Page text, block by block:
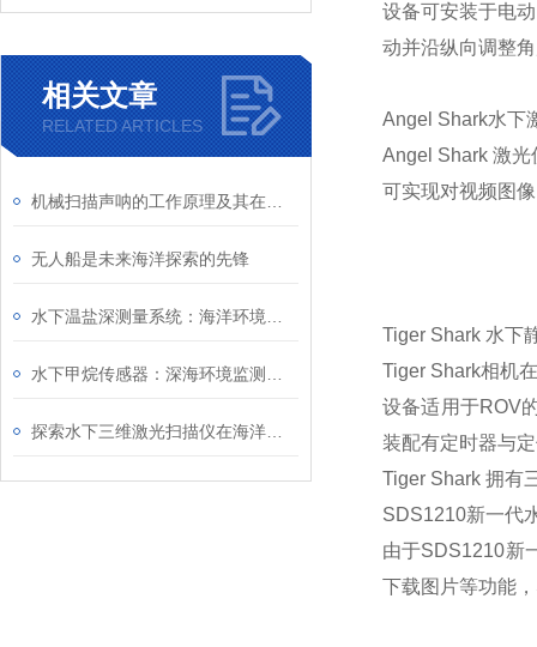
相关文章
RELATED ARTICLES
无人船是未来海洋探索的先锋
设备可安装于电
动并沿纵向调整
Angel Shark水下
Angel Shark 激
可实现对视频图
Tiger Shark 水下
Tiger Shark相机
设备适用于ROV
装配有定时器与
Tiger Shark 拥有
SDS1210新一代
由于SDS1210新
下载图片等功能